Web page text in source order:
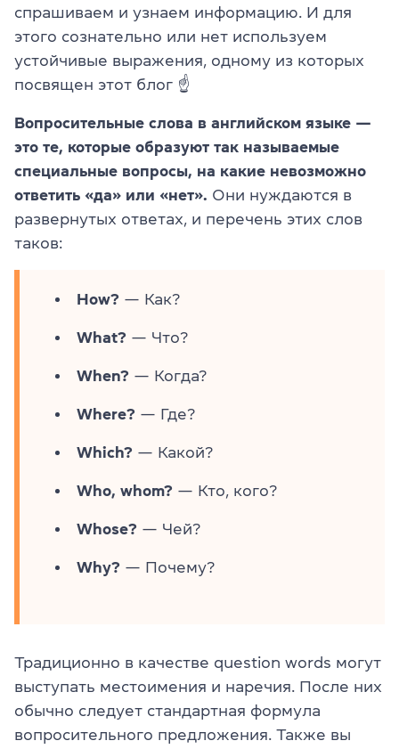
спрашиваем и узнаем информацию. И для
этого сознательно или нет используем
устойчивые выражения, одному из которых
посвящен этот блог ☝
Вопросительные слова в английском языке —
это те, которые образуют так называемые
специальные вопросы, на какие невозможно
ответить «да» или «нет». Они нуждаются в
развернутых ответах, и перечень этих слов
таков:
How? — Как?
What? — Что?
When? — Когда?
Where? — Где?
Which? — Какой?
Who, whom? — Кто, кого?
Whose? — Чей?
Why? — Почему?
Традиционно в качестве question words могут
выступать местоимения и наречия. После них
обычно следует стандартная формула
вопросительного предложения. Также вы